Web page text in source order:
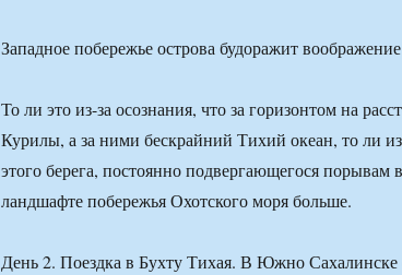
Западное побережье острова будоражит
То ли это из-за осознания, что за горизонтом на
Курилы, а за ними бескрайний Тихий океан, то ли
этого берега, постоянно подвергающегося порывам
ландшафте побережья Охотского моря больше.
День 2. Поездка в Бухту Тихая. В Южно Сахалинске